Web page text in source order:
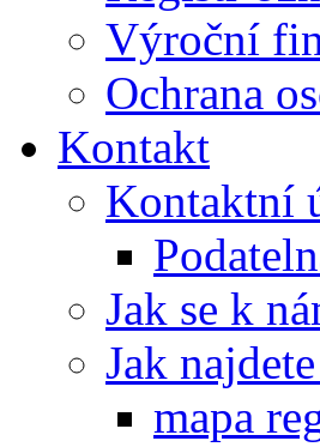
Výroční
Ochrana
Kontakt
Kontaktní
Jak se k
Jak
mapa